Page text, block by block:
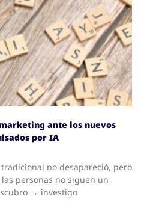
ante los nuevos
por IA
no desapareció, pero
personas no siguen un
→ investigo